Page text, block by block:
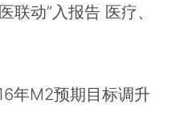
联动”入报告 医疗、
年M2预期目标调升